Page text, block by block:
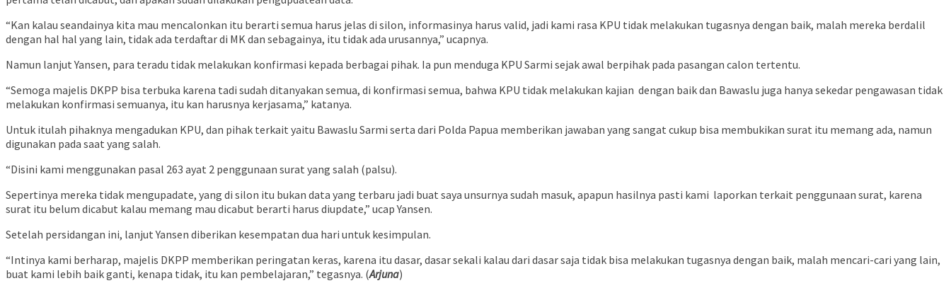
“Kan kalau seandainya kita mau mencalonkan itu berarti semua harus jelas di silon, informasinya harus valid, jadi kami rasa KPU tidak melakukan tugasnya dengan baik, malah mereka berdalil
dengan hal hal yang lain, tidak ada terdaftar di MK dan sebagainya, itu tidak ada urusannya,” ucapnya.
Namun lanjut Yansen, para teradu tidak melakukan konfirmasi kepada berbagai pihak. Ia pun menduga KPU Sarmi sejak awal berpihak pada pasangan calon tertentu.
“Semoga majelis DKPP bisa terbuka karena tadi sudah ditanyakan semua, di konfirmasi semua, bahwa KPU tidak melakukan kajian dengan baik dan Bawaslu juga hanya sekedar pengawasan tidak
melakukan konfirmasi semuanya, itu kan harusnya kerjasama,” katanya.
Untuk itulah pihaknya mengadukan KPU, dan pihak terkait yaitu Bawaslu Sarmi serta dari Polda Papua memberikan jawaban yang sangat cukup bisa membukikan surat itu memang ada, namun
digunakan pada saat yang salah.
“Disini kami menggunakan pasal 263 ayat 2 penggunaan surat yang salah (palsu).
Sepertinya mereka tidak mengupadate, yang di silon itu bukan data yang terbaru jadi buat saya unsurnya sudah masuk, apapun hasilnya pasti kami laporkan terkait penggunaan surat, karena
surat itu belum dicabut kalau memang mau dicabut berarti harus diupdate,” ucap Yansen.
Setelah persidangan ini, lanjut Yansen diberikan kesempatan dua hari untuk kesimpulan.
“Intinya kami berharap, majelis DKPP memberikan peringatan keras, karena itu dasar, dasar sekali kalau dari dasar saja tidak bisa melakukan tugasnya dengan baik, malah mencari-cari yang lain,
buat kami lebih baik ganti, kenapa tidak, itu kan pembelajaran,” tegasnya. (Arjuna)